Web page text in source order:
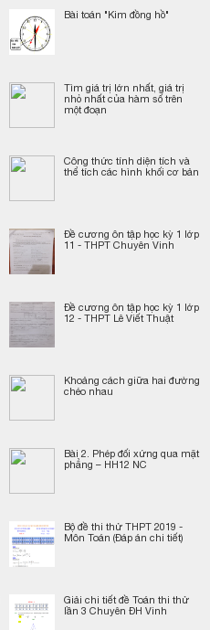
Bài toán "Kim đồng hồ"
Tìm giá trị lớn nhất, giá trị
nhỏ nhất của hàm số trên
một đoạn
Công thức tính diện tích và
thể tích các hình khối cơ bản
Đề cương ôn tập học kỳ 1 lớp
11 - THPT Chuyên Vinh
Đề cương ôn tập học kỳ 1 lớp
12 - THPT Lê Viết Thuật
Khoảng cách giữa hai đường
chéo nhau
Bài 2. Phép đối xứng qua mặt
phẳng – HH12 NC
Bộ đề thi thử THPT 2019 -
Môn Toán (Đáp án chi tiết)
Giải chi tiết đề Toán thi thử
lần 3 Chuyên ĐH Vinh